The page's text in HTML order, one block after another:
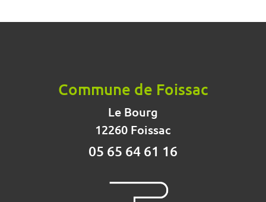
Commune de Foissac
Le Bourg
12260 Foissac
05 65 64 61 16